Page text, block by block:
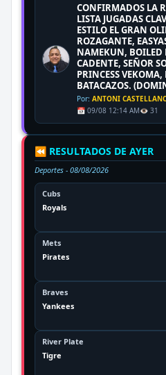
CONFIRMADOS LA
LISTA JUGADAS
ESTILO EL GRAN
ROZAGANTE,
NAMEKUN, BOILED
CADENTE, SEÑOR
PRINCESS VEKOMA,
BATACAZOS.
Por: ANTONI
📅 09/08 12:14 AM👁️ 31
⏪ RESULTADOS DE AYER
Deportes - 08/08/2026
Cubs
Royals
Mets
Pirates
Braves
Yankees
River Plate
Tigre